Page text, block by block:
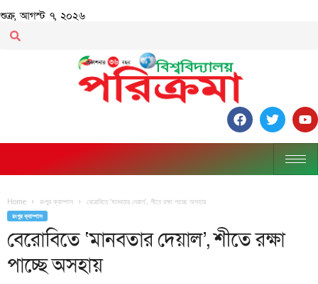
শুক্র, আগস্ট ৭, ২০২৬
Home রংপুর ক্যাম্পাস বেরোবিতে ‘মানবতার দেয়াল’, শীতে রক্ষা পাচ্ছে অসহায়
রংপুর ক্যাম্পাস
বেরোবিতে ‘মানবতার দেয়াল’, শীতে রক্ষা
পাচ্ছে অসহায়